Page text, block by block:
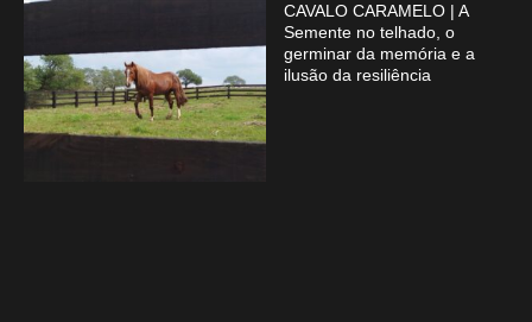
CAVALO CARAMELO | A
Semente no telhado, o
germinar da memória e a
ilusão da resiliência